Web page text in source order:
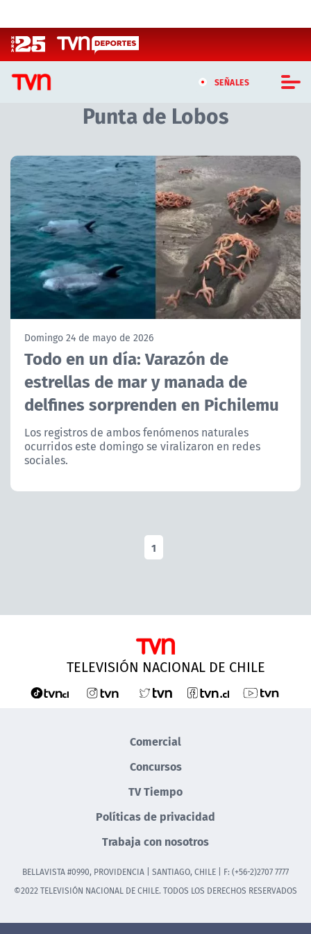
SEÑALES
CASTING MASTERCHEF CHILE
CASTING TVN VERTICAL
TVN VERTICAL
TVN PLAY
PROGRAMAS
TELESERIES
ACTUALIDAD Y TENDENCIAS
CORPORATIVO Y TRANSPARENCIA
CANAL DE DENUNCIAS
Punta de Lobos
Artículos relacionados con Punta de Lobos
Domingo 24 de mayo de 2026
Todo en un día: Varazón de
estrellas de mar y manada de
delfines sorprenden en Pichilemu
Los registros de ambos fenómenos naturales
ocurridos este domingo se viralizaron en redes
sociales.
1
TELEVISIÓN NACIONAL DE CHILE
Comercial
Concursos
TV Tiempo
Políticas de privacidad
Trabaja con nosotros
BELLAVISTA #0990, PROVIDENCIA | SANTIAGO, CHILE | F: (+56-2)2707 7777
©2022 TELEVISIÓN NACIONAL DE CHILE. TODOS LOS DERECHOS RESERVADOS